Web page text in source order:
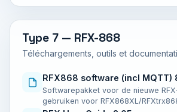
Type 7 — RFX-868
Téléchargements, outils et
RFX868 software (incl MQTT)
Softwarepakket voor de nieuwe
gebruiken voor RFX868XL/